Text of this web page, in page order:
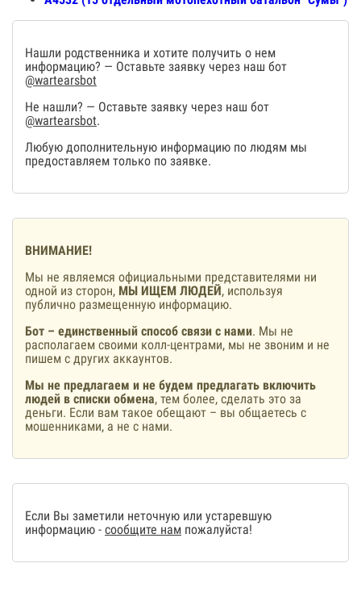
Нашли родственника и хотите получить о нем
информацию? — Оставьте заявку через наш бот
@wartearsbot
Не нашли? — Оставьте заявку через наш бот
@wartearsbot.
Любую дополнительную информацию по людям мы
предоставляем только по заявке.
ВНИМАНИЕ!
Мы не являемся официальными представителями ни
одной из сторон, МЫ ИЩЕМ ЛЮДЕЙ, используя
публично размещенную информацию.
Бот – единственный способ связи с нами. Мы не
располагаем своими колл-центрами, мы не звоним и не
пишем с других аккаунтов.
Мы не предлагаем и не будем предлагать включить
людей в списки обмена, тем более, сделать это за
деньги. Если вам такое обещают – вы общаетесь с
мошенниками, а не с нами.
Если Вы заметили неточную или устаревшую
информацию - сообщите нам пожалуйста!